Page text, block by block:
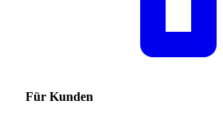
Für Kunden